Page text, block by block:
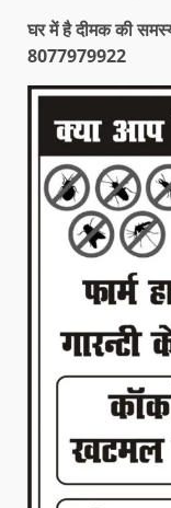
घर में है दीमक की
8077979922